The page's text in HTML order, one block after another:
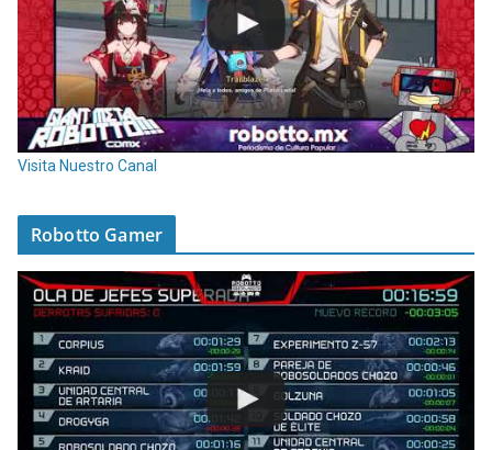
Visita Nuestro Canal
Robotto Gamer